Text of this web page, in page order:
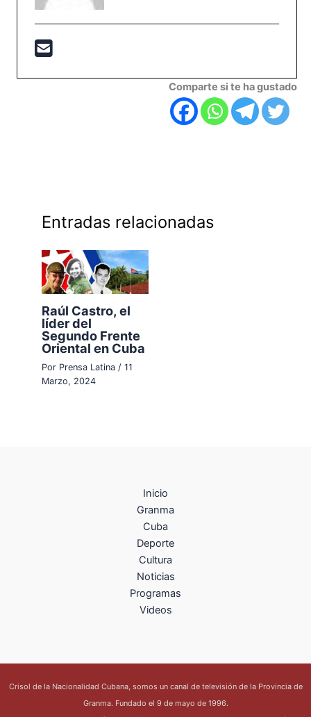
Comparte si te ha gustado
Entradas relacionadas
Raúl Castro, el
líder del
Segundo Frente
Oriental en Cuba
Por Prensa Latina/11
Marzo, 2024
Inicio
Granma
Cuba
Deporte
Cultura
Noticias
Programas
Videos
Crisol de la Nacionalidad Cubana, somos un canal de televisión de la Provincia de
Granma. Fundado el 9 de mayo de 1996.